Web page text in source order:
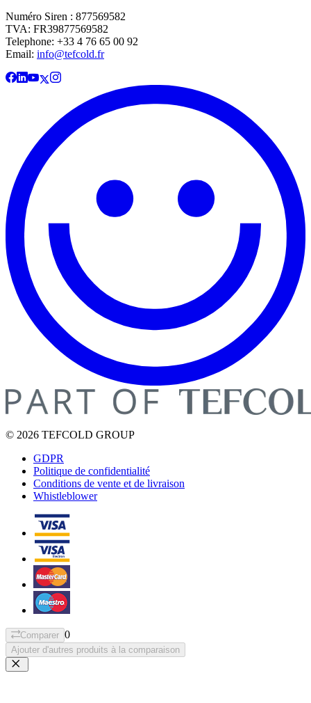
Numéro Siren : 877569582
TVA: FR39877569582
Telephone: +33 4 76 65 00 92
Email: info@tefcold.fr
© 2026 TEFCOLD GROUP
GDPR
Politique de confidentialité
Conditions de vente et de livraison
Whistleblower
Comparer 0
Ajouter d'autres produits à la comparaison